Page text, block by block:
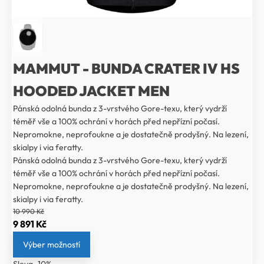
MAMMUT - BUNDA CRATER IV HS
HOODED JACKET MEN
Pánská odolná bunda z 3-vrstvého Gore-texu, který vydrží
téměř vše a 100% ochrání v horách před nepřízní počasí.
Nepromokne, neprofoukne a je dostatečně prodyšný. Na lezení,
skialpy i via feratty.
Pánská odolná bunda z 3-vrstvého Gore-texu, který vydrží
téměř vše a 100% ochrání v horách před nepřízní počasí.
Nepromokne, neprofoukne a je dostatečně prodyšný. Na lezení,
skialpy i via feratty.
10 990Kč
Původní
cena
byla:
9 891 KčAktuální
cena
Výber možností